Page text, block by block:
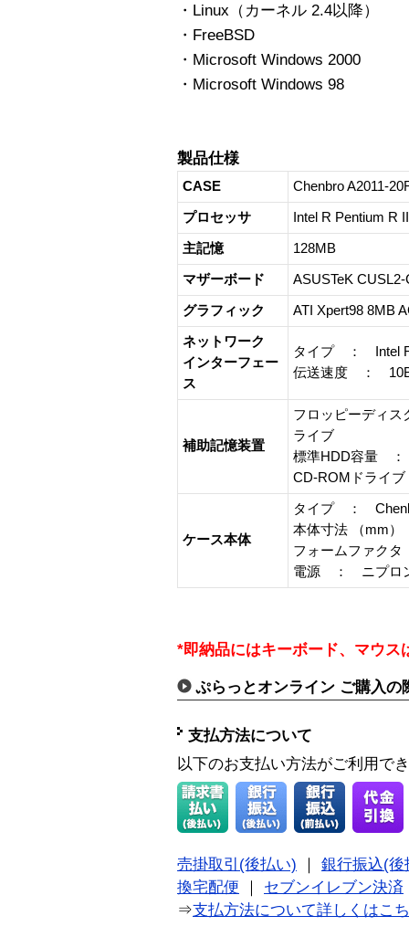
・Linux（カーネル 2.4以降）
・FreeBSD
・Microsoft Windows 2000
・Microsoft Windows 98
製品仕様
CASE Chenbro A2011-
プロセッサ Intel R Pentium R
主記憶 128MB
マザーボード ASUSTeK CUSL2-
グラフィック ATI Xpert98 8MB
ネットワーク
インターフェー
ス
タイプ ： Intel R
伝送速度 ：
補助記憶装置
フロッピーディ
ライブ
標準HDD容量
CD-ROMドライ
ケース本体
タイプ ：
本体寸法 （mm
フォームファク
電源 ： ニプロン
*即納品にはキーボード、マウス
ぷらっとオンライン ご購入の
支払方法について
以下のお支払い方法がご利用で
売掛取引(後払い)
銀行振込(後
換宅配便
セブンイレブン決済
⇒支払方法について詳しくはこ